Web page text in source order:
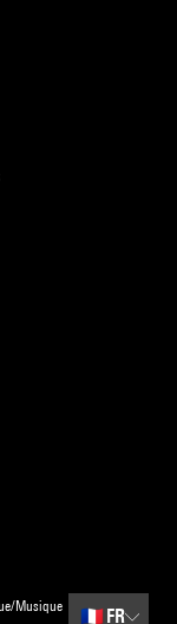
Musique
🇫🇷 FR